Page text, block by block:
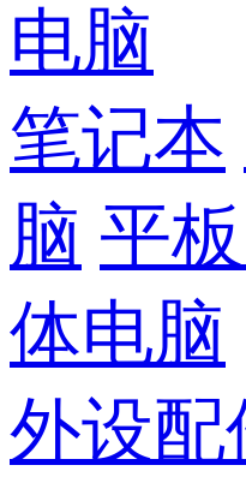
电脑
笔记本
脑 平
体电脑
外设配